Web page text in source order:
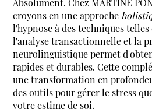
Absolument. Chez MARTINE
croyons en une approche
l'hypnose à des techniques
l'analyse transactionnelle et la
neurolinguistique permet
rapides et durables. Cette
une transformation en
des outils pour gérer le stress
votre estime de soi.